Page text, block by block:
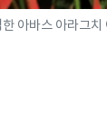
아바스 아라그